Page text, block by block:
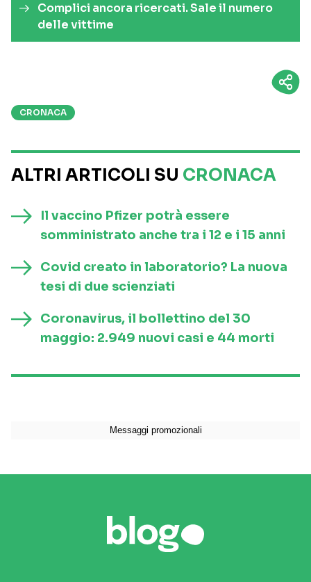
Complici ancora ricercati. Sale il numero
delle vittime
CRONACA
ALTRI ARTICOLI SU CRONACA
Il vaccino Pfizer potrà essere
somministrato anche tra i 12 e i 15 anni
Covid creato in laboratorio? La nuova
tesi di due scienziati
Coronavirus, il bollettino del 30
maggio: 2.949 nuovi casi e 44 morti